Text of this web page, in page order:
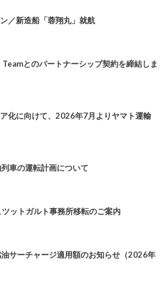
／新造船「蓉翔丸」就航
とのパートナーシップ契約を締結しま
化に向けて、2026年7月よりヤマト運輸
車の運転計画について
ットガルト事務所移転のご案内
サーチャージ適用額のお知らせ（2026年